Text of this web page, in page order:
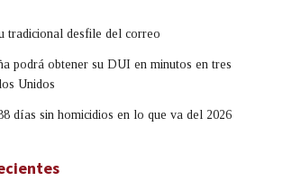
tradicional desfile del correo
podrá obtener su DUI en minutos en tres
Unidos
días sin homicidios en lo que va del 2026